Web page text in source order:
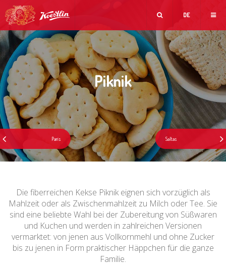
DE
Piknik
Die fiberreichen Kekse Piknik eignen sich vorzüglich als
Mahlzeit oder als Zwischenmahlzeit zu Milch oder Tee. Sie
sind eine beliebte Wahl bei der Zubereitung von Süßwaren
und Kuchen und werden in zahlreichen Versionen
vermarktet: von jenen aus Vollkornmehl und ohne Zucker
bis zu jenen in Form praktischer Häppchen für die ganze
Familie.